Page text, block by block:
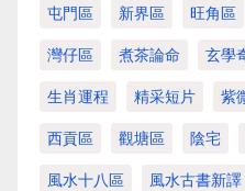
屯門區 新界區 旺角區
灣仔區 煮茶論命 玄學
生肖運程 精采短片 紫
西貢區 觀塘區 陰宅
風水十八區 風水古書新譯